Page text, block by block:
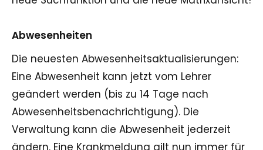
Abwesenheiten
Die neuesten Abwesenheitsaktualisierungen:
Eine Abwesenheit kann jetzt vom Lehrer
geändert werden (bis zu 14 Tage nach
Abwesenheitsbenachrichtigung). Die
Verwaltung kann die Abwesenheit jederzeit
ändern. Eine Krankmeldung gilt nun immer für